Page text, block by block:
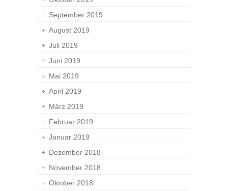
September 2019
August 2019
Juli 2019
Juni 2019
Mai 2019
April 2019
März 2019
Februar 2019
Januar 2019
Dezember 2018
November 2018
Oktober 2018